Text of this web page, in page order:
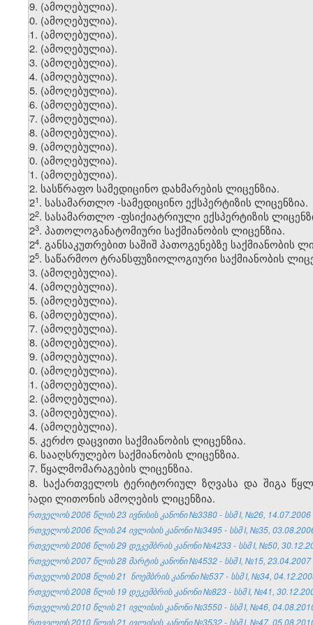
59. (ამოღებულია).
60. (ამოღებულია).
61. (ამოღებულია).
62. (ამოღებულია).
63. (ამოღებულია).
64. (ამოღებულია).
65. (ამოღებულია).
66. (ამოღებულია).
67. (ამოღებულია).
68. (ამოღებულია).
69. (ამოღებულია).
70. (ამოღებულია).
71. (ამოღებულია).
72. სასწრაფო სამედიცინო დახმარების ლიცენზია.
72​1. სასამართლო -სამედიცინო ექსპერტიზის ლიცენზია.
72​2. სასამართლო -ფსიქიატრიული ექსპერტიზის
72​3. პათოლოგანატომიური საქმიანობის ლიცენზია.
72​4. განსაკუთრებით საშიშ პათოგენებზე საქმიანობის
72​5. საწარმოო ტრანსფუზიოლოგიური საქმიანობის
73. (ამოღებულია).
74. (ამოღებულია).
75. (ამოღებულია).
76. (ამოღებულია).
77. (ამოღებულია).
78. (ამოღებულია).
79. (ამოღებულია).
80. (ამოღებულია).
81. (ამოღებულია).
82. (ამოღებულია).
83. (ამოღებულია).
84. (ამოღებულია).
85. კერძო დაცვითი საქმიანობის ლიცენზია.
86. სააღსრულებო საქმიანობის ლიცენზია.
87. წყალმომარაგების ლიცენზია.
88. საქართველოს ტერიტორიულ ზღვასა და შიგა
ფერადი ლითონის ამოღების ლიცენზია.
საქართველოს 2006 წლის 23 ივნისის კანონი №3380 - სსმ I, №26, 14.07.2006
საქართველოს 2006 წლის 24 ივლისის კანონი №3495 - სსმ I, №35,
საქართველოს 2006 წლის 29 დეკემბრის კანონი №4233 - სსმ I, №50,
საქართველოს 2007 წლის 28 მარტის კანონი №4532 - სსმ I, №15, 23.04.2007
საქართველოს 2008 წლის 21 ნოემბრის კანონი №537 - სსმ I, №34,
საქართველოს 2008 წლის 19 დეკემბრის კანონი №823 - სსმ I, №41,
საქართველოს 2010 წლის 21 ივლისის კანონი №3550 - სსმ I, №46,
საქართველოს 2010 წლის 21 ივლისის კანონი №3532 - სსმ I, №47,